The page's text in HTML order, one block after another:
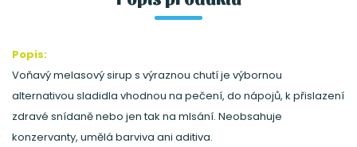
Popis:
Voňavý melasový sirup s výraznou chutí je výbornou
alternativou sladidla vhodnou na pečení, do nápojů, k přislazení
zdravé snídaně nebo jen tak na mlsání. Neobsahuje
konzervanty, umělá barviva ani aditiva.